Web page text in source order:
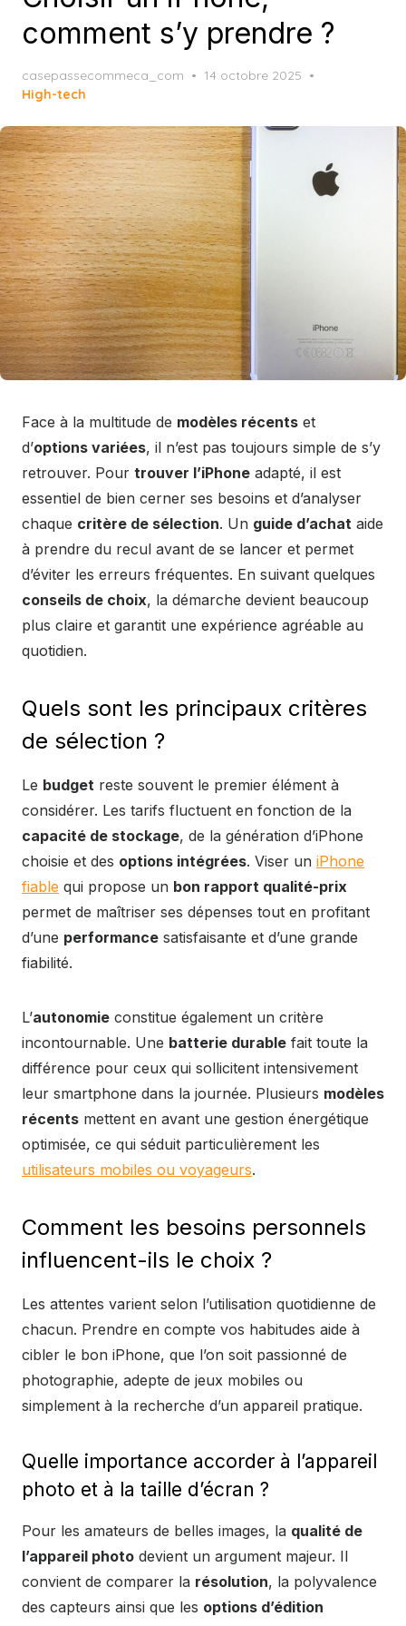
comment s’y prendre ?
casepassecommeca_com
Posted
14 octobre 2025
High-tech
Face à la multitude de modèles récents et
d’options variées, il n’est pas toujours simple de s’y
retrouver. Pour trouver l’iPhone adapté, il est
essentiel de bien cerner ses besoins et d’analyser
chaque critère de sélection. Un guide d’achat aide
à prendre du recul avant de se lancer et permet
d’éviter les erreurs fréquentes. En suivant quelques
conseils de choix, la démarche devient beaucoup
plus claire et garantit une expérience agréable au
quotidien.
Quels sont les principaux critères
de sélection ?
Le budget reste souvent le premier élément à
considérer. Les tarifs fluctuent en fonction de la
capacité de stockage, de la génération d’iPhone
choisie et des options intégrées. Viser un iPhone
fiable qui propose un bon rapport qualité-prix
permet de maîtriser ses dépenses tout en profitant
d’une performance satisfaisante et d’une grande
fiabilité.
L’autonomie constitue également un critère
incontournable. Une batterie durable fait toute la
différence pour ceux qui sollicitent intensivement
leur smartphone dans la journée. Plusieurs modèles
récents mettent en avant une gestion énergétique
optimisée, ce qui séduit particulièrement les
utilisateurs mobiles ou voyageurs.
Comment les besoins personnels
influencent-ils le choix ?
Les attentes varient selon l’utilisation quotidienne de
chacun. Prendre en compte vos habitudes aide à
cibler le bon iPhone, que l’on soit passionné de
photographie, adepte de jeux mobiles ou
simplement à la recherche d’un appareil pratique.
Quelle importance accorder à l’appareil
photo et à la taille d’écran ?
Pour les amateurs de belles images, la qualité de
l’appareil photo devient un argument majeur. Il
convient de comparer la résolution, la polyvalence
des capteurs ainsi que les options d’édition